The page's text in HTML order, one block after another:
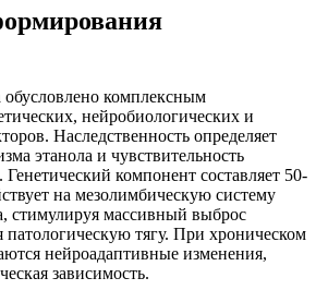
обусловлено комплексным
нейробиологических и
Наследственность определяет
этанола и чувствительность
компонент составляет 50-
на мезолимбическую систему
стимулируя массивный выброс
тягу. При хроническом
нейроадаптивные изменения,
зависимость.